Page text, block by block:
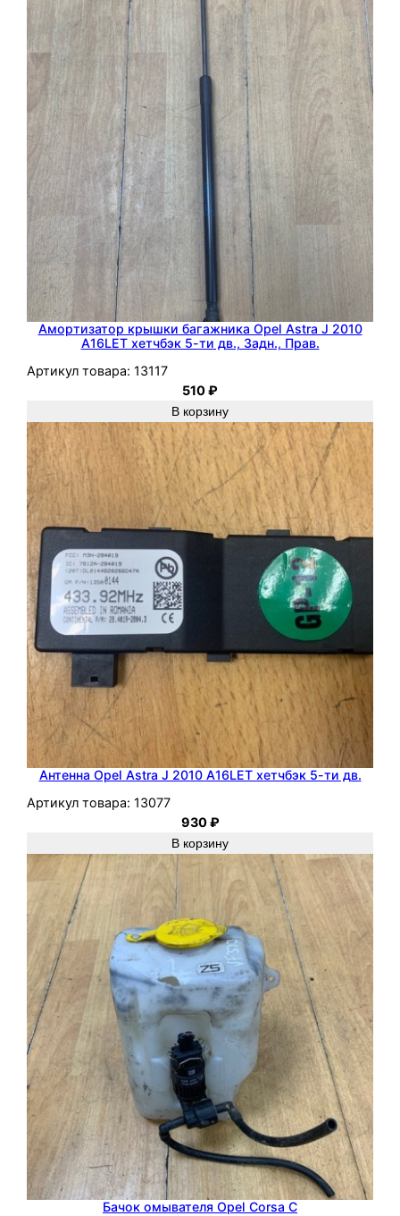
O
p
e
V
c
t
a
B
Амортизатор крышки багажника Opel Astra J 2010
A16LET хетчбэк 5-ти дв., Задн., Прав.
Артикул товара: 13117
510₽
В корзину
Антенна Opel Astra J 2010 A16LET хетчбэк 5-ти дв.
Артикул товара: 13077
930₽
В корзину
Бачок омывателя Opel Corsa C